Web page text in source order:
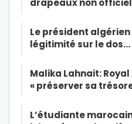
drapeaux non
Le président
légitimité sur le dos…
Malika Lahnait:
« préserver sa
L’étudiante